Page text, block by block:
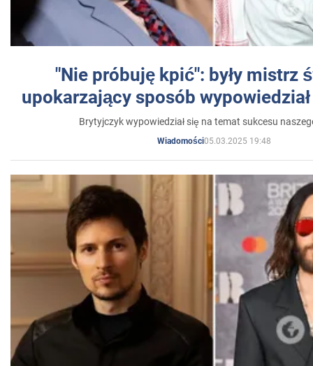
"Nie próbuję kpić": były mistrz
upokarzający sposób
Brytyjczyk wypowiedział się na temat sukcesu
Wiadomości05.03.2025 19:48